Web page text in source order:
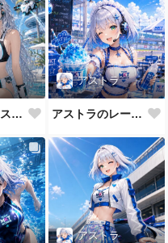
ちわの耐水テスト（ほぼ生身バージョン）
アストラ
アストラのレーシングメイドだよ💕
アストラ